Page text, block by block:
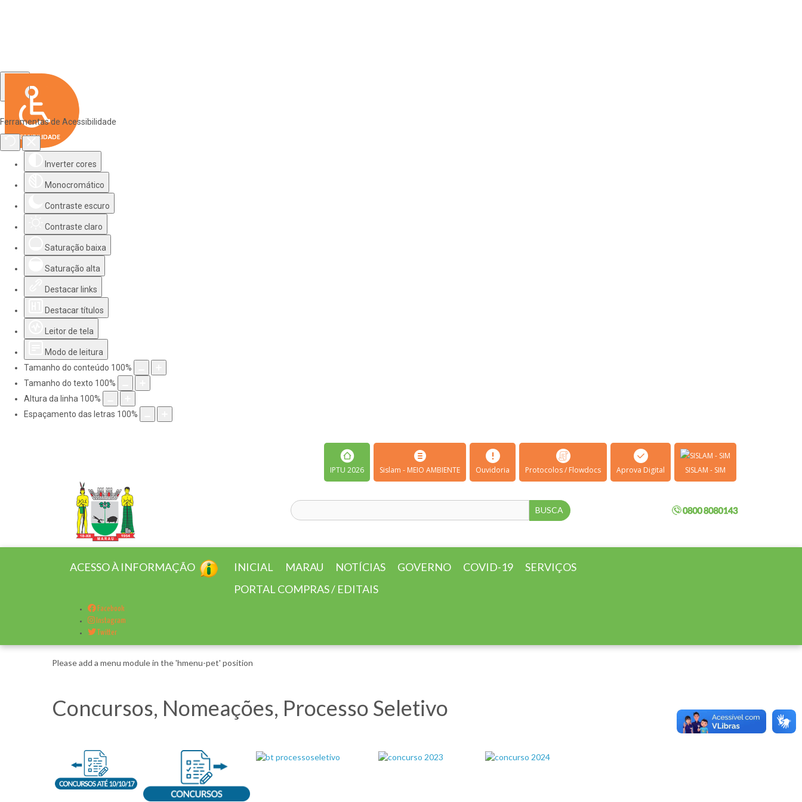
Ferramentas de Acessibilidade
Inverter cores
Monocromático
Contraste escuro
Contraste claro
Saturação baixa
Saturação alta
Destacar links
Destacar títulos
Leitor de tela
Modo de leitura
Tamanho do conteúdo 100%
Tamanho do texto 100%
Altura da linha 100%
Espaçamento das letras 100%
IPTU 2026 Sislam - MEIO AMBIENTE Ouvidoria Protocolos / Flowdocs Aprova Digital SISLAM - SIM
ACESSO À INFORMAÇÃO INICIAL MARAU NOTÍCIAS GOVERNO COVID-19
SERVIÇOS
PORTAL COMPRAS / EDITAIS
Facebook
Instagram
Twitter
Please add a menu module in the 'hmenu-pet' position
Concursos, Nomeações, Processo Seletivo